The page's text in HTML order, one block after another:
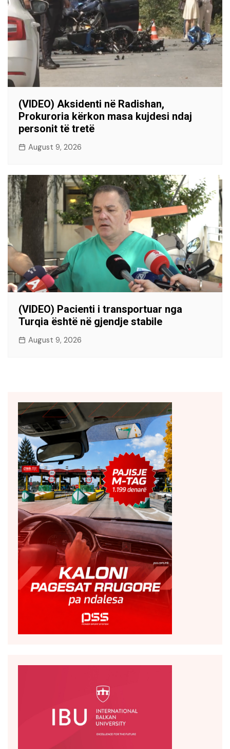
(VIDEO) Aksidenti në Radishan,
Prokuroria kërkon masa kujdesi ndaj
personit të tretë
August 9, 2026
(VIDEO) Pacienti i transportuar nga
Turqia është në gjendje stabile
August 9, 2026